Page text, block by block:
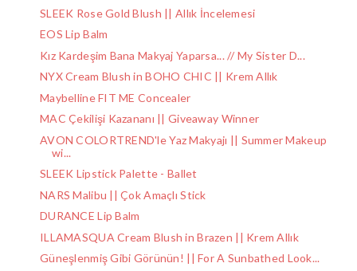
SLEEK Rose Gold Blush || Allık İncelemesi
EOS Lip Balm
Kız Kardeşim Bana Makyaj Yaparsa... // My Sister D...
NYX Cream Blush in BOHO CHIC || Krem Allık
Maybelline FIT ME Concealer
MAC Çekilişi Kazananı || Giveaway Winner
AVON COLORTREND'le Yaz Makyajı || Summer Makeup
wi...
SLEEK Lipstick Palette - Ballet
NARS Malibu || Çok Amaçlı Stick
DURANCE Lip Balm
ILLAMASQUA Cream Blush in Brazen || Krem Allık
Güneşlenmiş Gibi Görünün! || For A Sunbathed Look...